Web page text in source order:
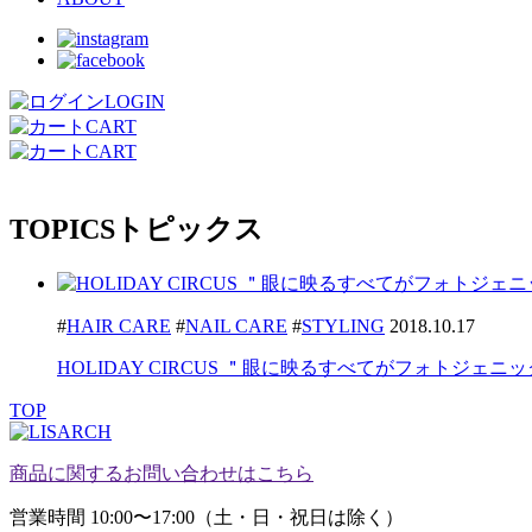
LOGIN
CART
CART
TOPICS トピックス
#HAIR CARE #NAIL CARE #STYLING 2018.10.17
HOLIDAY CIRCUS ＂眼に映るすべてがフォトジェニッ
TOP
商品に関するお問い合わせはこちら
営業時間 10:00〜17:00（土・日・祝日は除く）